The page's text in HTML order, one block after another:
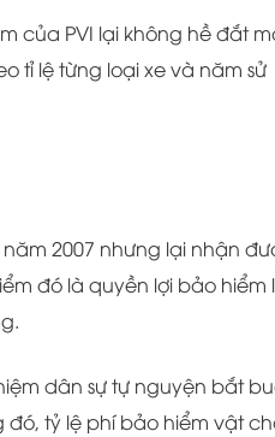
của PVI lại không hề đắt
tỉ lệ từng loại xe và năm sử
2007 nhưng lại nhận
đó là quyền lợi bảo hiểm
dân sự tự nguyện bắt
đó, tỷ lệ phí bảo hiểm vật